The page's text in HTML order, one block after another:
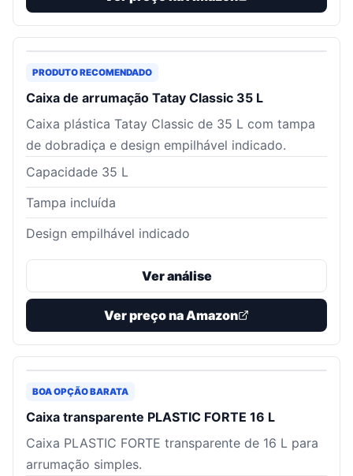
PRODUTO RECOMENDADO
Caixa de arrumação Tatay Classic 35 L
Caixa plástica Tatay Classic de 35 L com tampa
de dobradiça e design empilhável indicado.
Capacidade 35 L
Tampa incluída
Design empilhável indicado
Ver análise
Ver preço na Amazon
BOA OPÇÃO BARATA
Caixa transparente PLASTIC FORTE 16 L
Caixa PLASTIC FORTE transparente de 16 L para
arrumação simples.